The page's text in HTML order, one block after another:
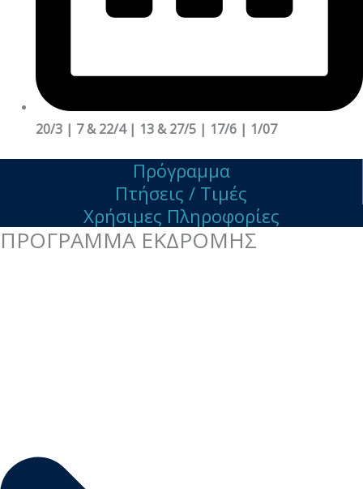
20/3 | 7 & 22/4 | 13 & 27/5 | 17/6 | 1/07
Πρόγραμμα
Πτήσεις / Τιμές
Χρήσιμες Πληροφορίες
ΠΡΟΓΡΑΜΜΑ ΕΚΔΡΟΜΗΣ